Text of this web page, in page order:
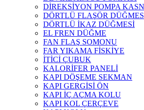
DİREKSİYON POMPA
DÖRTLÜ FLAŞÖR
DÖRTLÜ İKAZ DÜĞMESİ
EL FREN DÜĞME
FAN FLAŞ SOMONU
FAR YIKAMA FİSKİYE
İTİCİ ÇUBUK
KALORİFER PANELİ
KAPI DÖŞEME SEKMAN
KAPI GERGİSİ ÖN
KAPI İÇ AÇMA KOLU
KAPI KOL ÇERÇEVE